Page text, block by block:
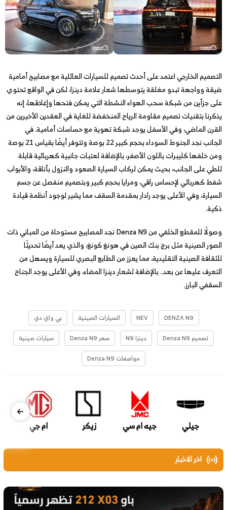
التصميم الخارجي اعتمد على أحدث تصميم للسيارات العائلية مع مصابيح أمامية
ضيقة وواجهة تبدو مغلقة يتوسطها شعار علامة دينزا، لكن في الواقع تحتوي
على جزأين من شبكة سحب الهواء النشطة التي يمكن فتحها وإغلاقها، إنه
يذكرنا بتقنيات تصميم مقاومة الرياح المنخفضة للغاية في العقدين الأخيرين من
القرن الماضي، وفي الأسفل يوجد شبكة تهوية مع حساسات أمامية. في
الجانب نجد الجنوط السوداء بحجم كبير 22 بوصة وتتوفر أيضًا بقياس 21 بوصة
ومن خلفها كليبرات باللون الأصفر، بالإضافة لعتبات جانبية كهربائية قابلة
للطي على الجانب، بحيث يمكن لركاب السيارة الصعود والنزول بأناقة، والأبواب
شفط كهربائي لإحساس راقي، ومرايا بحجم كبير وبتصميم منفصل عن جسم
السيارة، وفي الأعلى يوجد رادار بمقدمة السقف مما يشير لوجود أنظمة قيادة
ذكية.
وصولًا للمقطع الخلفي من Denza N9 نجد المصابيح مستوحاة من المباني ذات
الصور الصينية مثل برج بنك الصين في هونغ كونغ، والذي يعد أيضًا تحديثًا
للثقافة الصينية التقليدية، مما يعزز من الطابع البصري للسيارة ويسهل من
التعرف عليها عن بعد.. بالإضافة لشعار دينزا المضاء، وفي الأعلى يوجد الجناح
السقفي البارز.
DENZA N9
NEV السيارات الصينية
بي واي دي
تصميم Denza N9
دينزا N9 سعر Denza N9
سيارات صينية
مواصفات Denza N9
جيلي جيه ام سي زيكر ام جي
اخر الاخبار